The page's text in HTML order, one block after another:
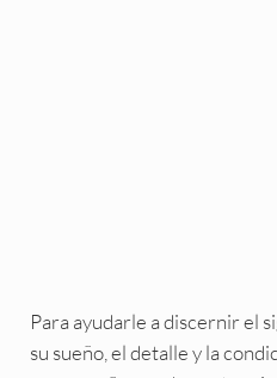
Para ayudarle a discernir el
su sueño, el detalle y la